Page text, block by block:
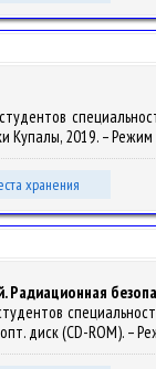
Купалы, 2019. –
хранения
Радиационная
диск (CD-ROM).